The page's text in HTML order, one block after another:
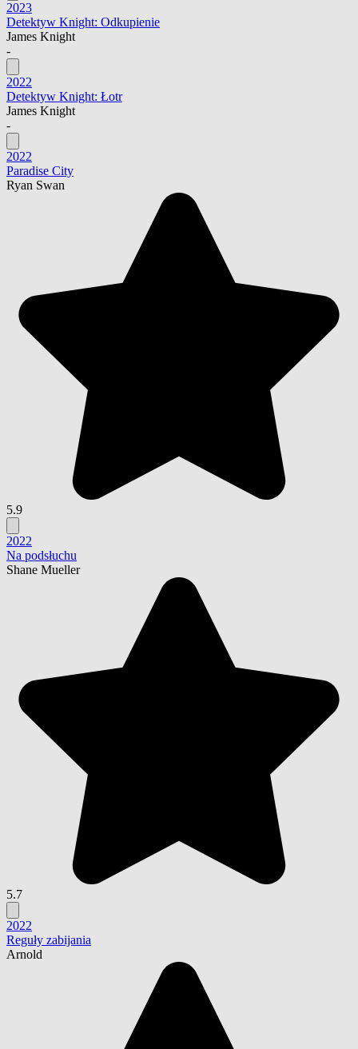
2023
Detektyw Knight: Odkupienie
James Knight
-
2022
Detektyw Knight: Łotr
James Knight
-
2022
Paradise City
Ryan Swan
5.9
2022
Na podsłuchu
Shane Mueller
5.7
2022
Reguły zabijania
Arnold